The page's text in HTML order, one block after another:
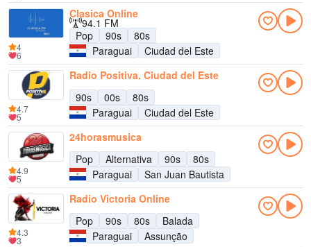
Clasica Online
94.1 FM
Pop
90s
80s
Paraguai
Ciudad del Este
4
6
Radio Positiva, Ciudad del Este
90s
00s
80s
Paraguai
Ciudad del Este
4.7
5
24horasmusica
Pop
Alternativa 90s
80s
Paraguai
San Juan Bautista
4.9
5
Radio Victoria Online
Pop
90s 80s
Balada
Paraguai
Assunção
4.3
3